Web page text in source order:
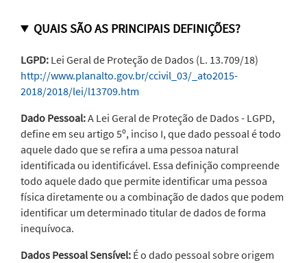
QUAIS SÃO AS PRINCIPAIS DEFINIÇÕES?
LGPD: Lei Geral de Proteção de Dados (L. 13.709/18)
http://www.planalto.gov.br/ccivil_03/_ato2015-
2018/2018/lei/l13709.htm
Dado Pessoal:A Lei Geral de Proteção de Dados - LGPD,
define em seu artigo 5º, inciso I, que dado pessoal é todo
aquele dado que se refira a uma pessoa natural
identificada ou identificável. Essa definição compreende
todo aquele dado que permite identificar uma pessoa
física diretamente ou a combinação de dados que podem
identificar um determinado titular de dados de forma
inequívoca.
Dados Pessoal Sensível: É o dado pessoal sobre origem